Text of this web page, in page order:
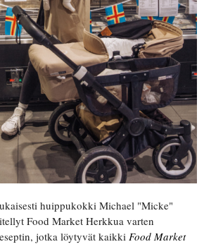
huippukokki Michael "Micke"
Food Market Herkkua varten
jotka löytyvät kaikki Food Market